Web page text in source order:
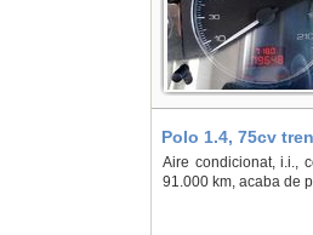
Polo 1.4, 75cv
Aire condicionat, i.i.,
91.000 km, acaba de